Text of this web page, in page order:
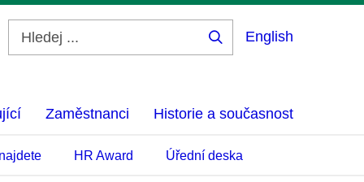
English
Zaměstnanci Historie a současnost
HR Award Úřední deska